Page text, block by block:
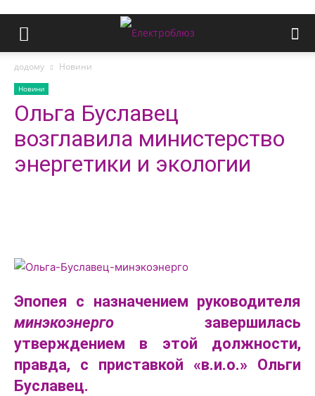
додому Новини
Новини
Ольга Буславец
возглавила министерство
энергетики и экологии
Эпопея с назначением руководителя
минэкоэнерго завершилась
утверждением в этой должности,
правда, с приставкой «в.и.о.» Ольги
Буславец.